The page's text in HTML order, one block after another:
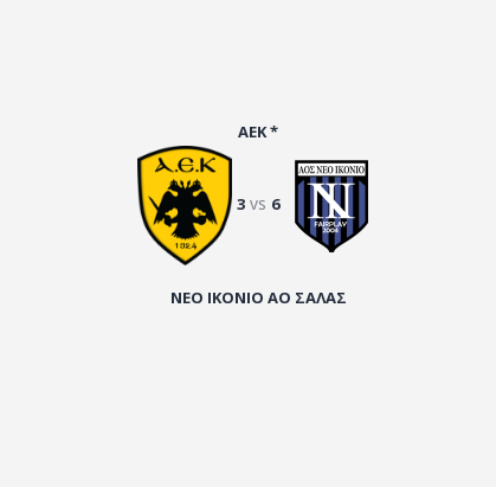
ΑΕΚ *
3 vs 6
ΝΕΟ ΙΚΟΝΙΟ ΑΟ ΣΑΛΑΣ